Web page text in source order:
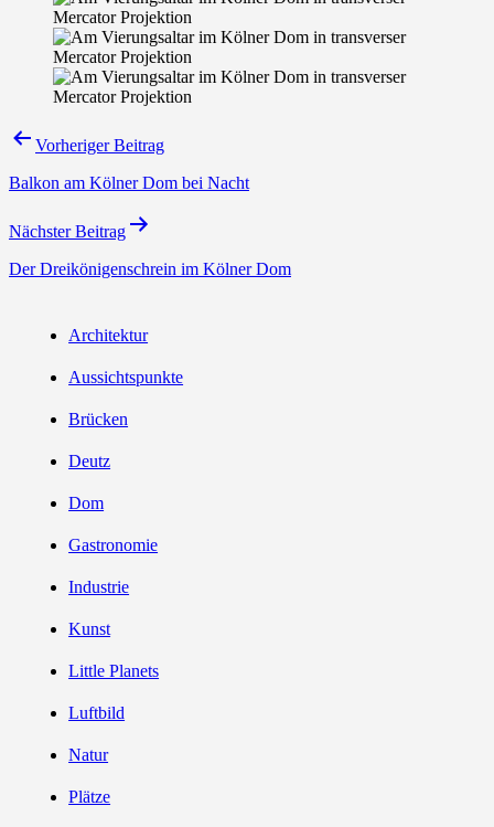
Beitragsnavigation
Vorheriger Beitrag
Balkon am Kölner Dom bei Nacht
Nächster Beitrag
Der Dreikönigenschrein im Kölner Dom
Architektur
Aussichtspunkte
Brücken
Deutz
Dom
Gastronomie
Industrie
Kunst
Little Planets
Luftbild
Natur
Plätze